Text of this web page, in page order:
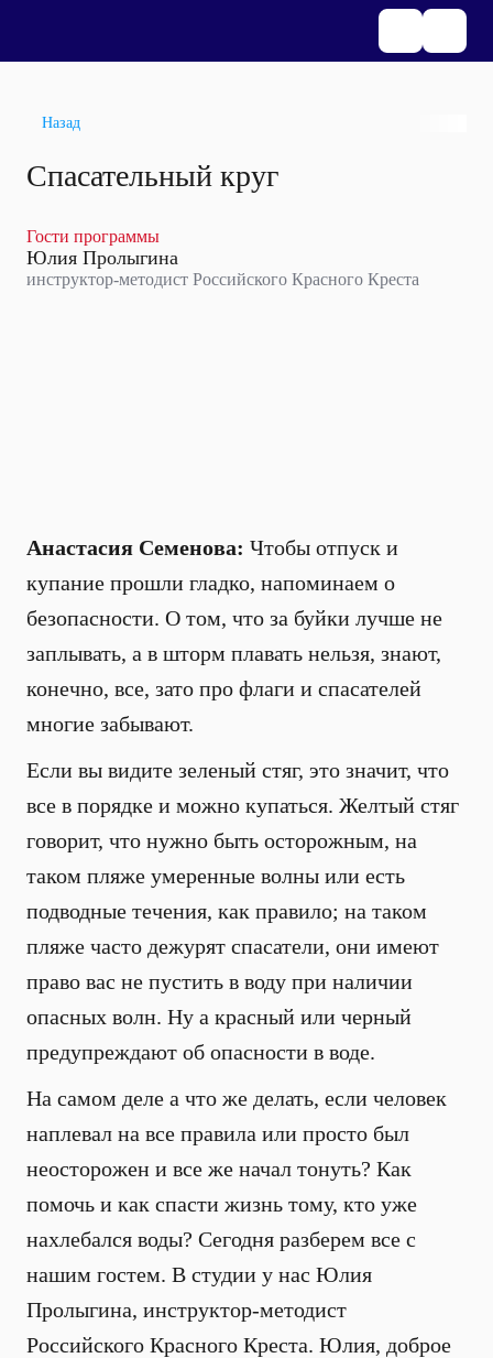
Назад
Спасательный круг
Гости программы
Юлия Пролыгина
инструктор-методист Российского Красного Креста
Анастасия Семенова: Чтобы отпуск и
купание прошли гладко, напоминаем о
безопасности. О том, что за буйки лучше не
заплывать, а в шторм плавать нельзя, знают,
конечно, все, зато про флаги и спасателей
многие забывают.
Если вы видите зеленый стяг, это значит, что
все в порядке и можно купаться. Желтый стяг
говорит, что нужно быть осторожным, на
таком пляже умеренные волны или есть
подводные течения, как правило; на таком
пляже часто дежурят спасатели, они имеют
право вас не пустить в воду при наличии
опасных волн. Ну а красный или черный
предупреждают об опасности в воде.
На самом деле а что же делать, если человек
наплевал на все правила или просто был
неосторожен и все же начал тонуть? Как
помочь и как спасти жизнь тому, кто уже
нахлебался воды? Сегодня разберем все с
нашим гостем. В студии у нас Юлия
Пролыгина, инструктор-методист
Российского Красного Креста. Юлия, доброе